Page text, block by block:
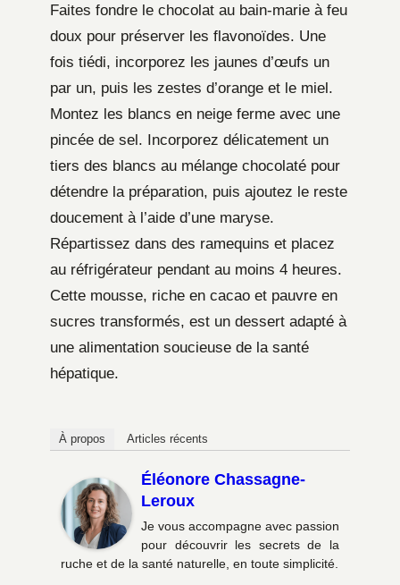
Faites fondre le chocolat au bain-marie à feu
doux pour préserver les flavonoïdes. Une
fois tiédi, incorporez les jaunes d’œufs un
par un, puis les zestes d’orange et le miel.
Montez les blancs en neige ferme avec une
pincée de sel. Incorporez délicatement un
tiers des blancs au mélange chocolaté pour
détendre la préparation, puis ajoutez le reste
doucement à l’aide d’une maryse.
Répartissez dans des ramequins et placez
au réfrigérateur pendant au moins 4 heures.
Cette mousse, riche en cacao et pauvre en
sucres transformés, est un dessert adapté à
une alimentation soucieuse de la santé
hépatique.
À propos Articles récents
Éléonore Chassagne-
Leroux
Je vous accompagne avec passion
pour découvrir les secrets de la
ruche et de la santé naturelle, en toute simplicité.